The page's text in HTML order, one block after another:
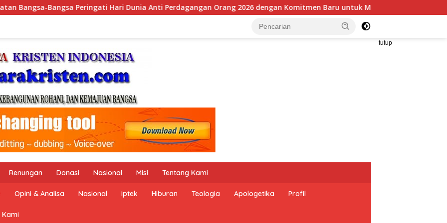
Perdagangan Orang 2026 dengan Komitmen Baru untuk Memberantas Perdagangan Orang di Era Digital
tutup
Renungan Donasi Nasional Misi Tentang Kami
Opini & Analisa Nasional Iptek Hiburan Teologia Apologetika Profil
Kami